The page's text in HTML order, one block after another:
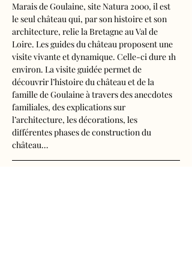
Marais de Goulaine, site Natura 2000, il est
le seul château qui, par son histoire et son
architecture, relie la Bretagne au Val de
Loire. Les guides du château proposent une
visite vivante et dynamique. Celle-ci dure 1h
environ. La visite guidée permet de
découvrir l’histoire du château et de la
famille de Goulaine à travers des anecdotes
familiales, des explications sur
l’architecture, les décorations, les
différentes phases de construction du
château…